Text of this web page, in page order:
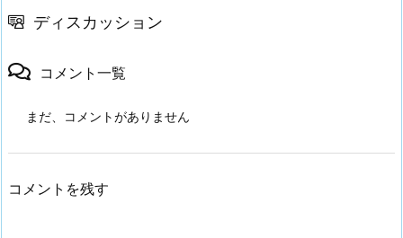
ディスカッション
コメント一覧
まだ、コメントがありません
コメントを残す